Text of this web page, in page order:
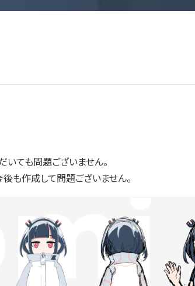
ても問題ございません。
も作成して問題ございません。